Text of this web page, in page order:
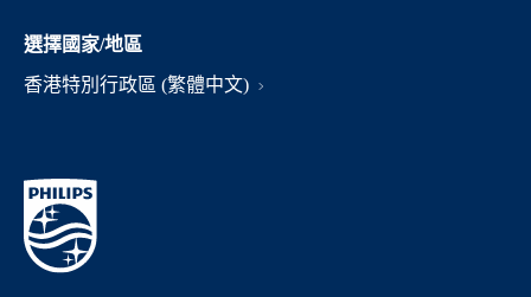
選擇國家/地區
香港特別行政區 (繁體中文)